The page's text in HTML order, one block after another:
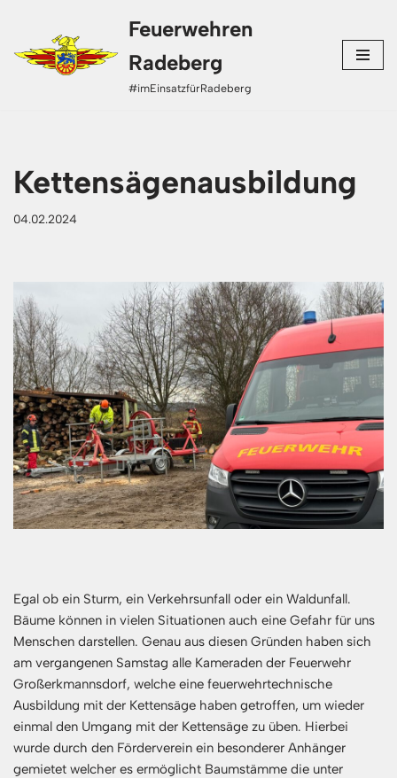
Zum
Inhalt
Feuerwehren
Radeberg
#imEinsatzfürRadeberg
Kettensägenausbildung
04.02.2024
Egal ob ein Sturm, ein Verkehrsunfall oder ein Waldunfall.
Bäume können in vielen Situationen auch eine Gefahr für uns
Menschen darstellen. Genau aus diesen Gründen haben sich
am vergangenen Samstag alle Kameraden der Feuerwehr
Großerkmannsdorf, welche eine feuerwehrtechnische
Ausbildung mit der Kettensäge haben getroffen, um wieder
einmal den Umgang mit der Kettensäge zu üben. Hierbei
wurde durch den Förderverein ein besonderer Anhänger
gemietet welcher es ermöglicht Baumstämme die unter